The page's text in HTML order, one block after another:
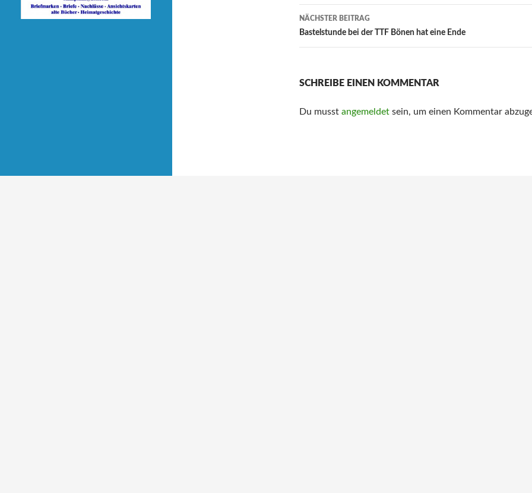
NÄCHSTER BEITRAG
Bastelstunde bei der TTF Bönen hat eine Ende
SCHREIBE EINEN KOMMENTAR
Du musst angemeldet sein, um einen Kommentar